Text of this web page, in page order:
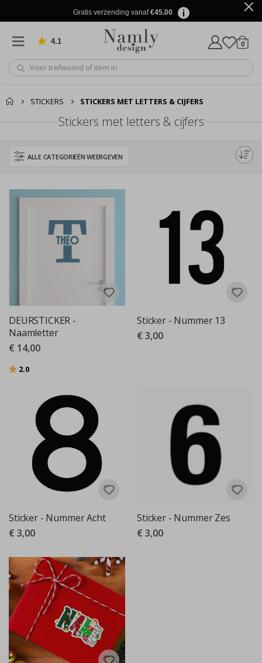
Gratis verzending vanaf€45.00.
4.1 Gebaseerd op 1024 beoordelingen 0
STICKERS STICKERS MET LETTERS & CIJFERS
Stickers met letters & cijfers
ALLE CATEGORIEËN WEERGEVEN
DEURSTICKER -
Naamletter
€ 14,00
Beoordeling:
2.0
Sticker - Nummer 13
€ 3,00
Sticker - Nummer Acht
€ 3,00
Sticker - Nummer Zes
€ 3,00